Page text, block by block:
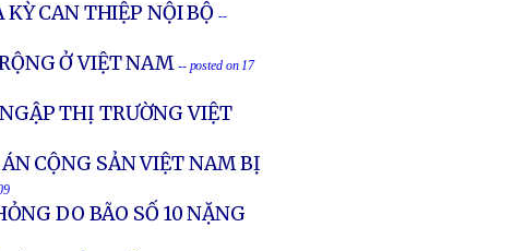
CAN THIỆP NỘI BỘ --
Ở VIỆT NAM -- posted on 17
THỊ TRƯỜNG VIỆT
CỘNG SẢN VIỆT NAM BỊ
DO BÃO SỐ 10 NẶNG